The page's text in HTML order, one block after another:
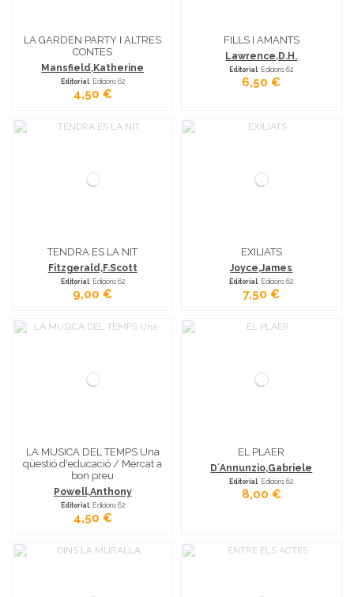
LA GARDEN PARTY I ALTRES
CONTES
Mansfield,Katherine
Editorial: Edicions 62
4,50 €
FILLS I AMANTS
Lawrence,D.H.
Editorial: Edicions 62
6,50 €
TENDRA ES LA NIT
Fitzgerald,F.Scott
Editorial: Edicions 62
9,00 €
EXILIATS
Joyce,James
Editorial: Edicions 62
7,50 €
LA MUSICA DEL TEMPS Una
qüestió d'educació / Mercat a
bon preu
Powell,Anthony
Editorial: Edicions 62
4,50 €
EL PLAER
D´Annunzio,Gabriele
Editorial: Edicions 62
8,00 €